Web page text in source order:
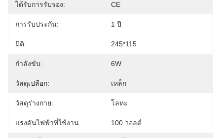
ได้รับการรับรอง: CE
การรับประกัน: 1 ปี
มิติ: 245*115
กำลังขับ: 6W
วัสดุเปลือก: เหล็ก
วัสดุร่างกาย: โลหะ
แรงดันไฟฟ้าที่ใช้งาน: 100 วอลต์